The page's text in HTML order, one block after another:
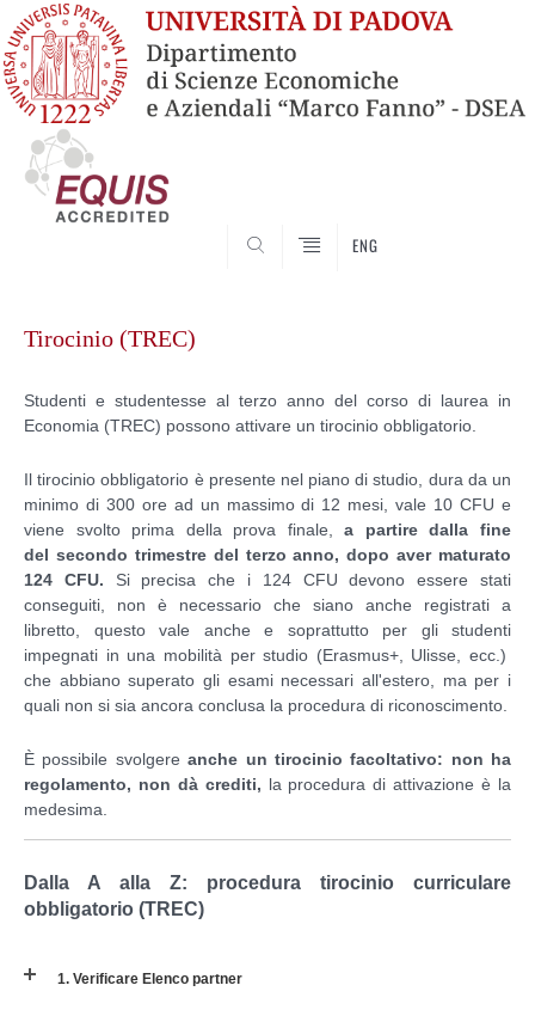
ENG
contenuto
Tirocinio (TREC)
Studenti e studentesse al terzo anno del corso di laurea in
Economia (TREC) possono attivare un tirocinio obbligatorio.
Il tirocinio obbligatorio è presente nel piano di studio, dura da un
minimo di 300 ore ad un massimo di 12 mesi, vale 10 CFU e
viene svolto prima della prova finale,a partire dalla fine
del secondo trimestre del terzo anno, dopo aver maturato
124 CFU. Si precisa che i 124 CFU devono essere stati
conseguiti, non è necessario che siano anche registrati a
libretto, questo vale anche e soprattutto per gli studenti
impegnati in una mobilità per studio (Erasmus+, Ulisse, ecc.)
che abbiano superato gli esami necessari all'estero, ma per i
quali non si sia ancora conclusa la procedura di riconoscimento.
È possibile svolgereanche un tirocinio facoltativo: non ha
regolamento, non dà crediti, la procedura di attivazione è la
medesima.
Dalla A alla Z: procedura tirocinio curriculare
obbligatorio (TREC)
1. Verificare Elenco partner